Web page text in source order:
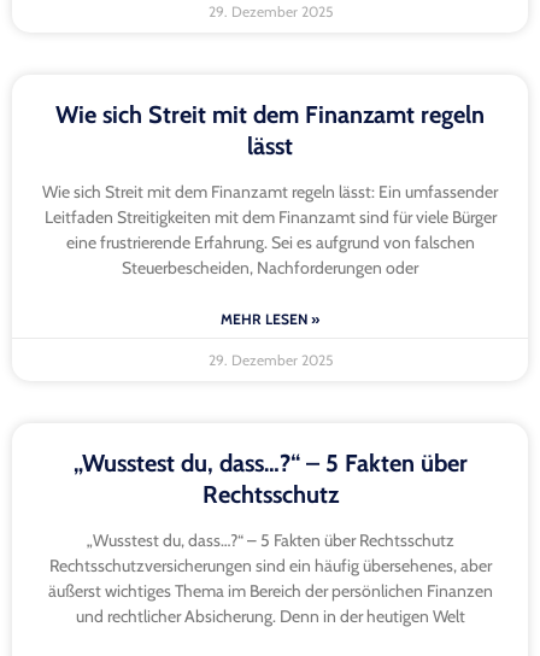
29. Dezember 2025
Wie sich Streit mit dem Finanzamt regeln
lässt
Wie sich Streit mit dem Finanzamt regeln lässt: Ein umfassender
Leitfaden Streitigkeiten mit dem Finanzamt sind für viele Bürger
eine frustrierende Erfahrung. Sei es aufgrund von falschen
Steuerbescheiden, Nachforderungen oder
MEHR LESEN »
29. Dezember 2025
„Wusstest du, dass…?“ – 5 Fakten über
Rechtsschutz
„Wusstest du, dass…?“ – 5 Fakten über Rechtsschutz
Rechtsschutzversicherungen sind ein häufig übersehenes, aber
äußerst wichtiges Thema im Bereich der persönlichen Finanzen
und rechtlicher Absicherung. Denn in der heutigen Welt